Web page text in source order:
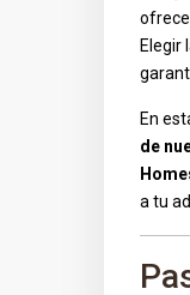
Elegir
En
de
a tu